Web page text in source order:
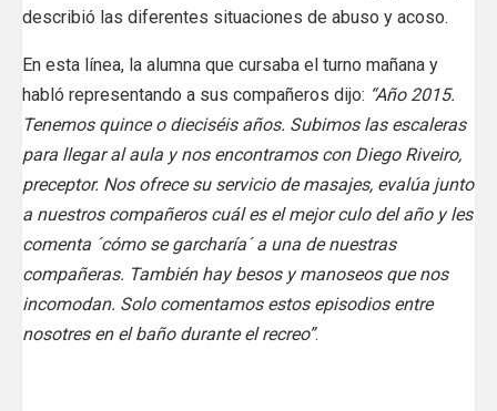
describió las diferentes situaciones de abuso y acoso.
En esta línea, la alumna que cursaba el turno mañana y
habló representando a sus compañeros dijo: “Año 2015.
Tenemos quince o dieciséis años. Subimos las escaleras
para llegar al aula y nos encontramos con Diego Riveiro,
preceptor. Nos ofrece su servicio de masajes, evalúa junto
a nuestros compañeros cuál es el mejor culo del año y les
comenta ´cómo se garcharía´ a una de nuestras
compañeras. También hay besos y manoseos que nos
incomodan. Solo comentamos estos episodios entre
nosotres en el baño durante el recreo”.